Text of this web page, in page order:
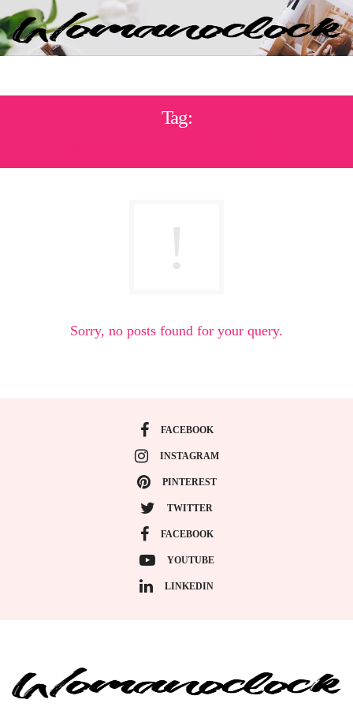
Tag:
Sorry, no posts found for your query.
FACEBOOK
INSTAGRAM
PINTEREST
TWITTER
FACEBOOK
YOUTUBE
LINKEDIN